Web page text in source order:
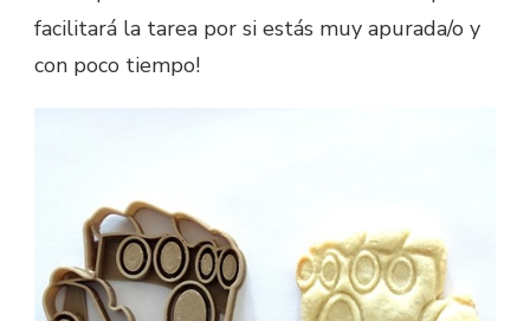
facilitará la tarea por si estás muy apurada/o y
con poco tiempo!